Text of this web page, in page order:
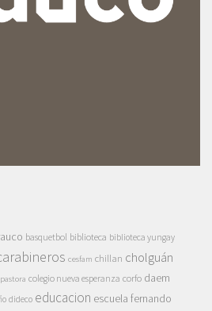
basquetbol biblioteca biblioteca yungay
cesfam chillan cholguán
colegio nueva esperanza corfo daem
dideco educacion escuela fernando